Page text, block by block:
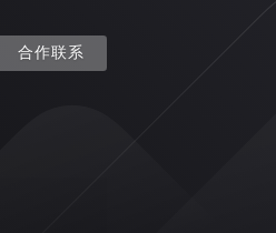
合作联系